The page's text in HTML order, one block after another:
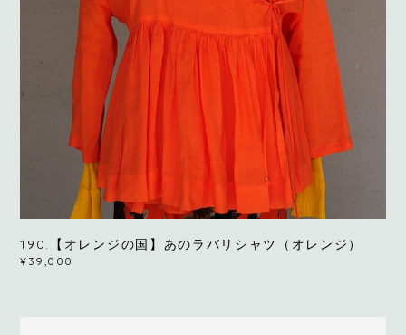
190.【オレンジの国】あのラバリシャツ（オレンジ）
¥39,000